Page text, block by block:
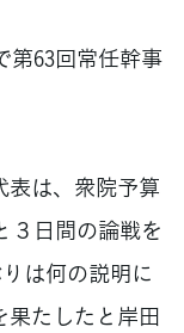
第63回常任幹事
は、衆院予算
３日間の論戦を
は何の説明に
果たしたと岸田